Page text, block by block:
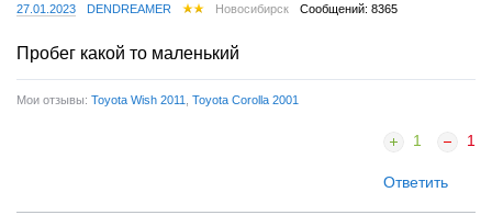
27.01.2023 DENDREAMER Новосибирск Сообщений: 8365
Пробег какой то маленький
Мои отзывы: Toyota Wish 2011 Toyota Corolla 2001
1 1
Ответить